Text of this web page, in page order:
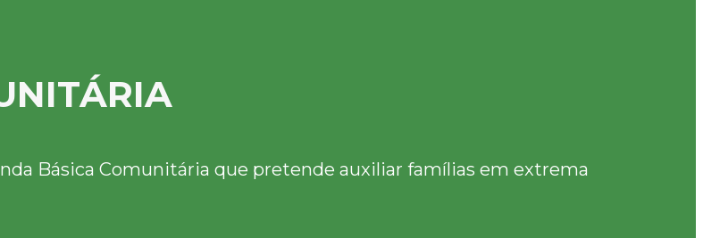
Básica Comunitária que pretende auxiliar famílias em extrema